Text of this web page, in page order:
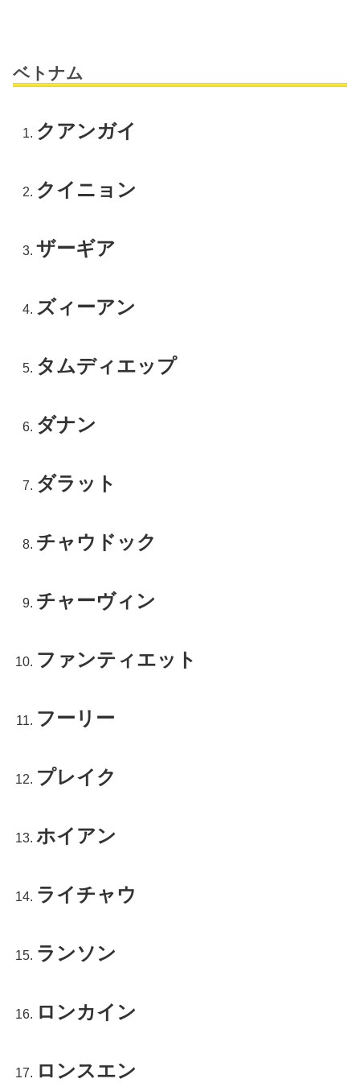
ベトナム
クアンガイ
クイニョン
ザーギア
ズィーアン
タムディエップ
ダナン
ダラット
チャウドック
チャーヴィン
ファンティエット
フーリー
プレイク
ホイアン
ライチャウ
ランソン
ロンカイン
ロンスエン